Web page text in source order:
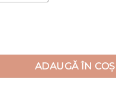
pentru copii (Poliester
ADAUGĂ ÎN COȘ